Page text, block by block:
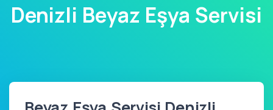
Denizli Beyaz Eşya Servisi